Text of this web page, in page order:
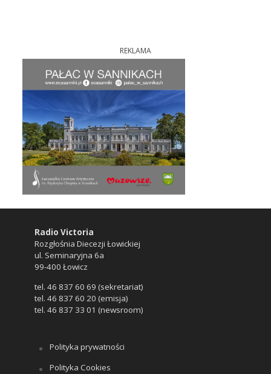
REKLAMA
Radio Victoria
Rozgłośnia Diecezji Łowickiej
ul. Seminaryjna 6a
99-400 Łowicz
tel. 46 837 60 69 (sekretariat)
tel. 46 837 60 20 (emisja)
tel. 46 837 33 01 (newsroom)
Polityka prywatności
Polityka Cookies